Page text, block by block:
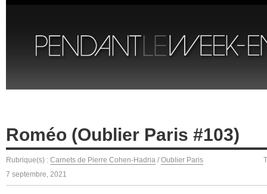
Roméo (Oublier Paris #103)
Rubrique(s) : Carnets de Pierre Cohen-Hadria / Oublier Paris
7 septembre, 2021